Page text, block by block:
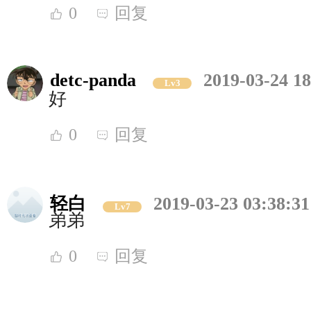
0 回复
detc-panda Lv3
2019-03-24
好
0 回复
轻白 Lv7
2019-03-23 03:38:31
弟弟
0 回复